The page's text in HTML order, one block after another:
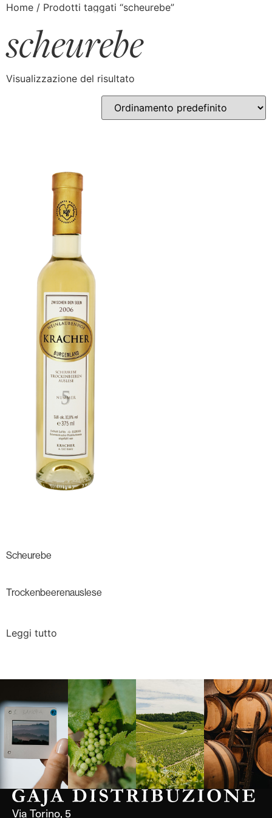
Home / Prodotti taggati “scheurebe”
scheurebe
Visualizzazione del risultato
Scheurebe
Trockenbeerenauslese
Leggi tutto
Langa, 1977 Borgogna,
Francia
Borgogna,
Francia
Instagram
Via Torino, 5